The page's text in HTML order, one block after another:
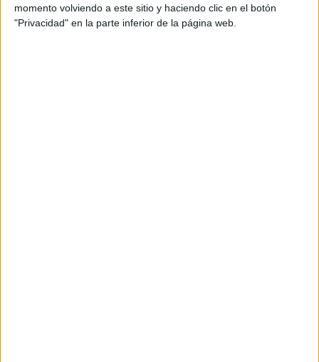
momento volviendo a este sitio y haciendo clic en el botón
"Privacidad" en la parte inferior de la página web.